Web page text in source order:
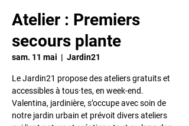
Atelier : Premiers
secours plante
sam. 11 mai
  |
Jardin21
Le Jardin21 propose des ateliers gratuits et
accessibles à tous·tes, en week-end.
Valentina, jardinière, s’occupe avec soin de
notre jardin urbain et prévoit divers ateliers